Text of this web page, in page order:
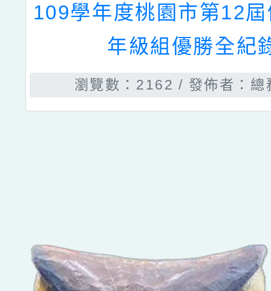
109學年度桃園市第12
年級組優勝全紀
瀏覽數：2162 發佈者：總